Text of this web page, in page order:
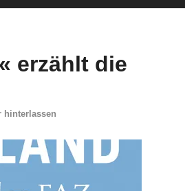
erzählt die
hinterlassen